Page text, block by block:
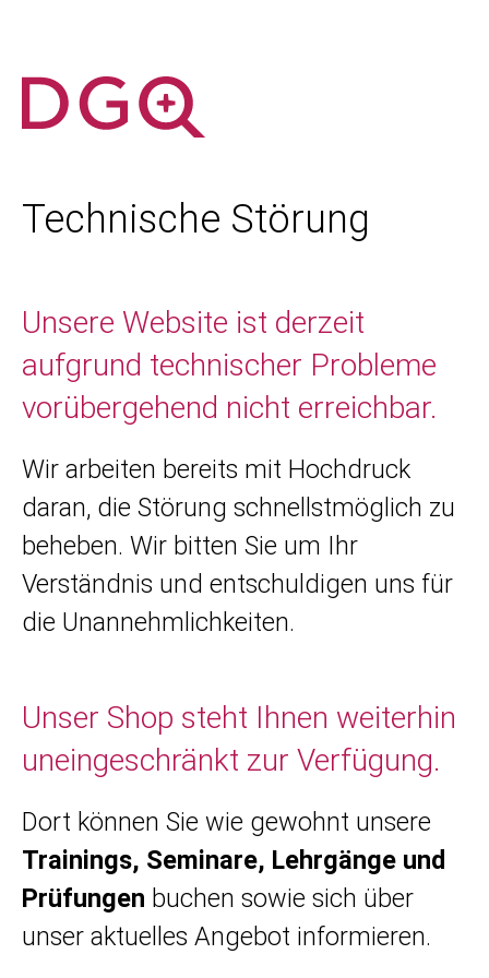
Technische Störung
Unsere Website ist derzeit
aufgrund technischer Probleme
vorübergehend nicht erreichbar.
Wir arbeiten bereits mit Hochdruck
daran, die Störung schnellstmöglich zu
beheben. Wir bitten Sie um Ihr
Verständnis und entschuldigen uns für
die Unannehmlichkeiten.
Unser Shop steht Ihnen weiterhin
uneingeschränkt zur Verfügung.
Dort können Sie wie gewohnt unsere
Trainings, Seminare, Lehrgänge und
Prüfungen buchen sowie sich über
unser aktuelles Angebot informieren.